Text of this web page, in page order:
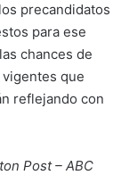
precandidatos
para ese
chances de
que
reflejando con
Post – ABC